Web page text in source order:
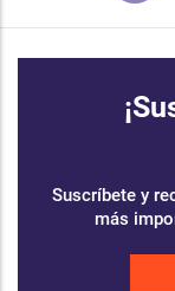
Suscríbete y
más